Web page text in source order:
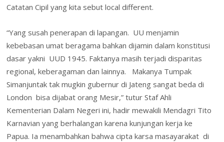
Catatan Cipil yang kita sebut local different.
“Yang susah penerapan di lapangan. UU menjamin
kebebasan umat beragama bahkan dijamin dalam konstitusi
dasar yakni UUD 1945. Faktanya masih terjadi disparitas
regional, keberagaman dan lainnya. Makanya Tumpak
Simanjuntak tak mugkin gubernur di Jateng sangat beda di
London bisa dijabat orang Mesir,” tutur Staf Ahli
Kementerian Dalam Negeri ini, hadir mewakili Mendagri Tito
Karnavian yang berhalangan karena kunjungan kerja ke
Papua. Ia menambahkan bahwa cipta karsa masayarakat di